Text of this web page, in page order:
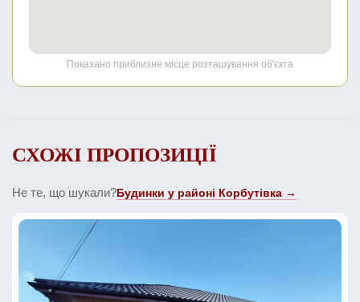
Показано приблизне місце розташування об'єкта
СХОЖІ ПРОПОЗИЦІЇ
Не те, що шукали?Будинки у районі Корбутівка →